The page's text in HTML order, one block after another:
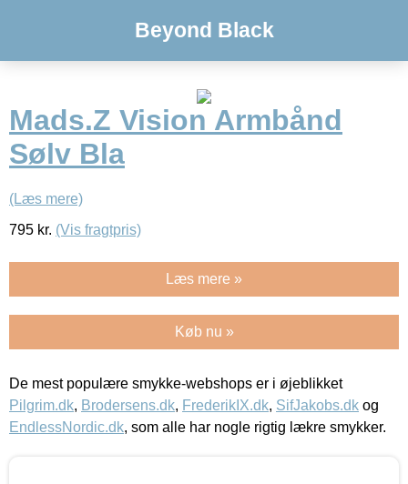
Beyond Black
Mads.Z Vision Armbånd
Sølv Bla
(Læs mere)
795 kr. (Vis fragtpris)
Læs mere »
Køb nu »
De mest populære smykke-webshops er i øjeblikket
Pilgrim.dk, Brodersens.dk, FrederikIX.dk, SifJakobs.dk og
EndlessNordic.dk, som alle har nogle rigtig lækre smykker.